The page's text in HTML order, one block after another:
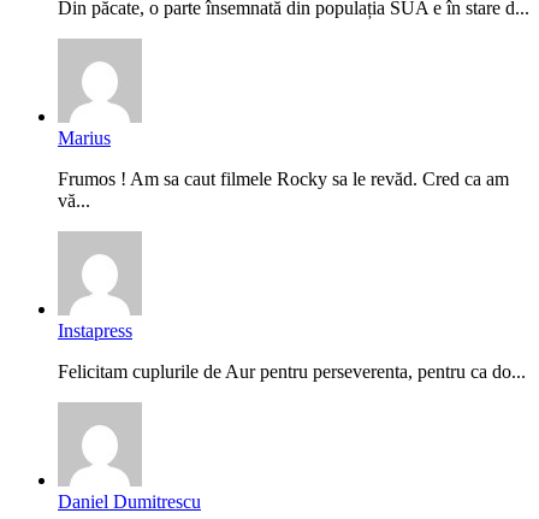
Din păcate, o parte însemnată din populația SUA e în stare d...
Marius
Frumos ! Am sa caut filmele Rocky sa le revăd. Cred ca am
vă...
Instapress
Felicitam cuplurile de Aur pentru perseverenta, pentru ca do...
Daniel Dumitrescu